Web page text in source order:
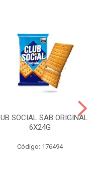
SOCIAL SAB ORIGINAL
6X24G
Código: 176494